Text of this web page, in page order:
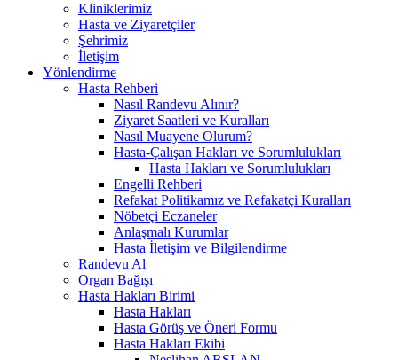
Kliniklerimiz
Hasta ve Ziyaretçiler
Şehrimiz
İletişim
Yönlendirme
Hasta Rehberi
Nasıl Randevu Alınır?
Ziyaret Saatleri ve Kuralları
Nasıl Muayene Olurum?
Hasta-Çalışan Hakları ve Sorumlulukları
Hasta Hakları ve Sorumlulukları
Engelli Rehberi
Refakat Politikamız ve Refakatçi Kuralları
Nöbetçi Eczaneler
Anlaşmalı Kurumlar
Hasta İletişim ve Bilgilendirme
Randevu Al
Organ Bağışı
Hasta Hakları Birimi
Hasta Hakları
Hasta Görüş ve Öneri Formu
Hasta Hakları Ekibi